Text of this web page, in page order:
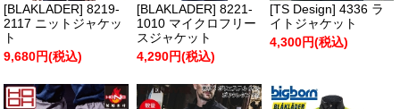
[BLAKLADER] 8219-
2117 ニットジャケッ
ト
9,680円(税込)
[BLAKLADER] 8221-
1010 マイクロフリー
スジャケット
4,290円(税込)
[TS Design] 4336 ラ
イトジャケット
4,300円(税込)